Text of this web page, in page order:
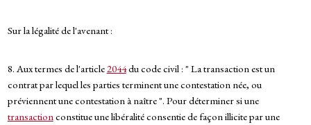
Sur la légalité de l'avenant :
8. Aux termes de l'article2044du code civil : " La transaction est un
contrat par lequel les parties terminent une contestation née, ou
préviennent une contestation à naître ". Pour déterminer si une
transactionconstitue une libéralité consentie de façon illicite par une